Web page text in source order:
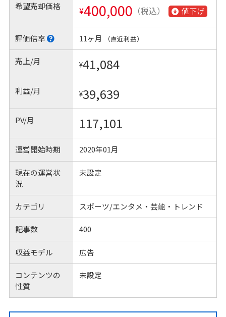
希望売却価格 ¥400,000 （税込） 値下げ
評価倍率 11ヶ月 （直近利益）
売上/月 ¥41,084
利益/月 ¥39,639
PV/月 117,101
運営開始時期 2020年01月
現在の運営状
況
未設定
カテゴリ スポーツ/エンタメ・芸能・トレンド
記事数 400
収益モデル 広告
コンテンツの
性質
未設定